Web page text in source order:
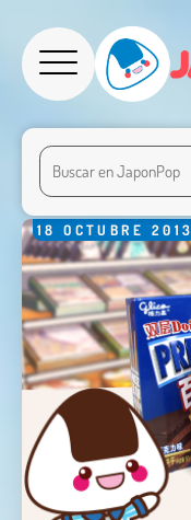
18 OCTUBRE 2013